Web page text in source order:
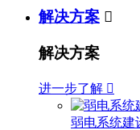
解决方案 
解决方案
进一步了解 
弱电系统建